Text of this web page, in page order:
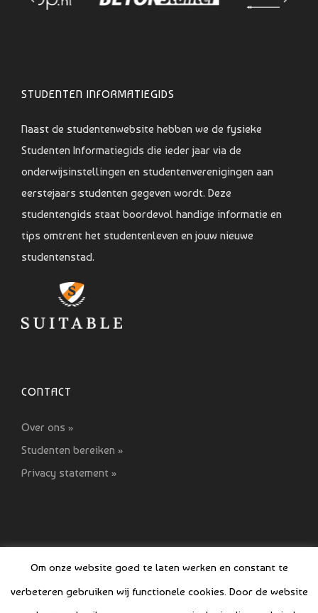
STUDENTEN INFORMATIEGIDS
Naast de studentenwebsite hebben we de fysieke
Studenten Informatiegids die ieder jaar via de
onderwijsinstellingen en studentenverenigingen aan
eerstejaars studenten gegeven wordt. Deze
studentengids staat boordevol handige informatie en
tips omtrent het studentenleven en jouw nieuwe
studentenstad.
CONTACT
Over ons »
Studenten bereiken »
Privacy statement »
© COPYRIGHT SI GIDS 2021-2022
Om onze website goed te laten werken en constant te
verbeteren gebruiken wij functionele cookies. Door de website